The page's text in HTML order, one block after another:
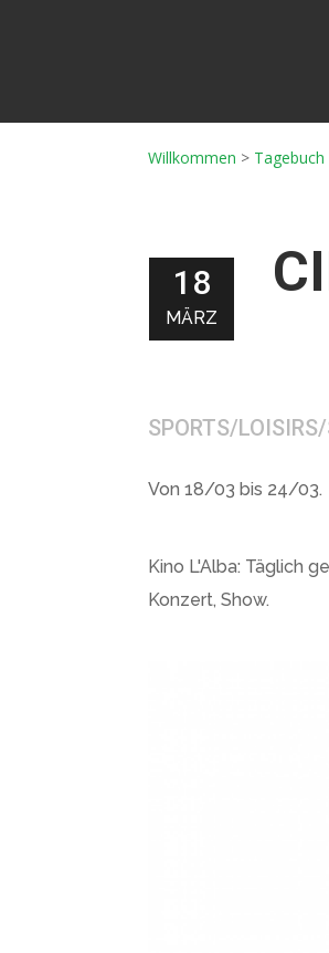
Willkommen > Tagebuch
18
MÄRZ
SPORTS/
Von 18/03 bis 24/03.
Kino L'Alba: Täglich
Konzert, Show.